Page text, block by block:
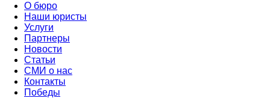
О бюро
Наши юристы
Услуги
Партнеры
Новости
Статьи
СМИ о нас
Контакты
Победы